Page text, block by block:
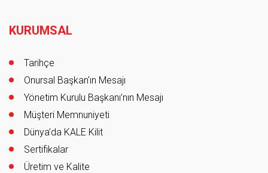
KURUMSAL
Tarihçe
Onursal Başkan'ın Mesajı
Yönetim Kurulu Başkanı’nın Mesajı
Müşteri Memnuniyeti
Dünya’da KALE Kilit
Sertifikalar
Üretim ve Kalite